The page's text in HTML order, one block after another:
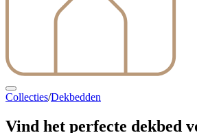
Collecties/Dekbedden
Vind het perfecte dekbed